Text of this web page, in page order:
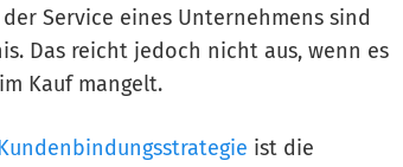
Service eines Unternehmens sind
Das reicht jedoch nicht aus, wenn es
Kauf mangelt.
ist die